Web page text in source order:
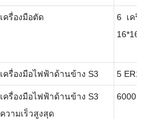
เครื่องมือตัด
6 เครื่อง
16*16 (
เครื่องมือไฟฟ้าด้านข้าง S3 5 ER16
เครื่องมือไฟฟ้าด้านข้าง S3
ความเร็วสูงสุด
6000รอ